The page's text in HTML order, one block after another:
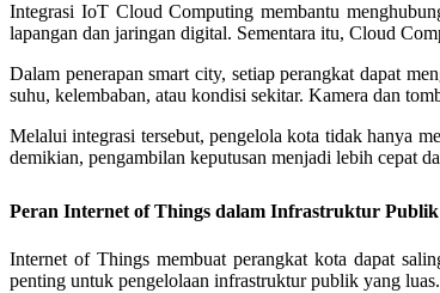
Integrasi IoT Cloud Computing membantu
lapangan dan jaringan digital. Sementara itu, Cloud
Dalam penerapan smart city, setiap perangkat dapat
suhu, kelembaban, atau kondisi sekitar. Kamera dan
Melalui integrasi tersebut, pengelola kota tidak hanya
demikian, pengambilan keputusan menjadi lebih cepat
Peran Internet of Things dalam Infrastruktur Publik
Internet of Things membuat perangkat kota dapat
penting untuk pengelolaan infrastruktur publik yang luas.